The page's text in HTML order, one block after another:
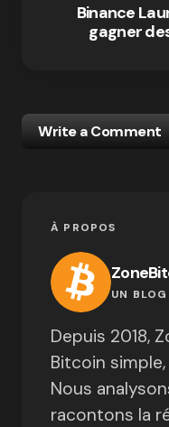
Binance
gagner
Write a Comment
À PROPOS
UN
Depuis 2018,
Bitcoin
Nous
racontons la